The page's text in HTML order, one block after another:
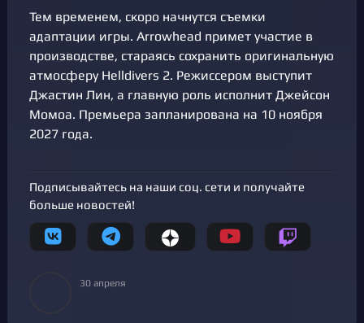
Тем временем, скоро начнутся съемки
адаптации игры. Arrowhead примет участие в
производстве, стараясь сохранить оригинальную
атмосферу Helldivers 2. Режиссером выступит
Джастин Лин, а главную роль исполнит Джейсон
Момоа. Премьера запланирована на 10 ноября
2027 года.
Подписывайтесь на наши соц. сети и получайте
больше новостей!
30 апреля